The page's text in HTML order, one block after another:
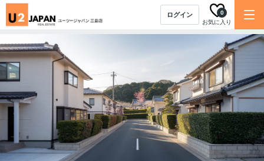
ログイン
お気に入り
0